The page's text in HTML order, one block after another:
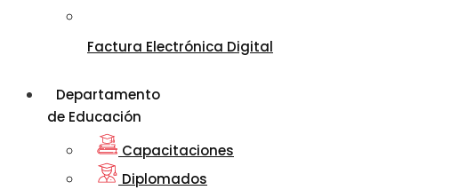
Factura Electrónica Digital
Departamento
de Educación
Capacitaciones
Diplomados